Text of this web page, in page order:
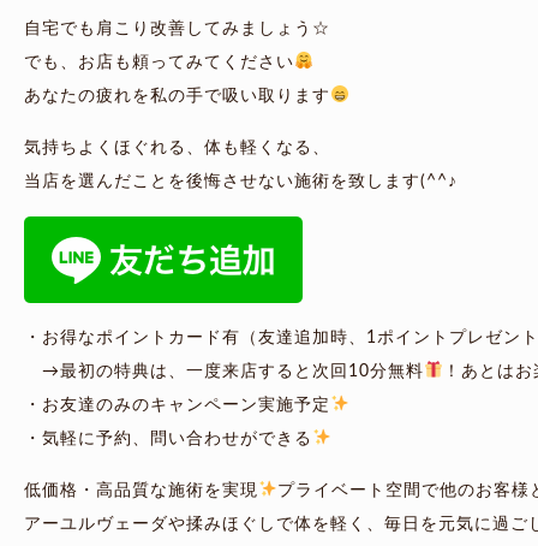
自宅でも肩こり改善してみましょう☆
でも、お店も頼ってみてください
あなたの疲れを私の手で吸い取ります
気持ちよくほぐれる、体も軽くなる、
当店を選んだことを後悔させない施術を致します(^^♪
・お得なポイントカード有（友達追加時、1ポイントプレゼン
→最初の特典は、一度来店すると次回10分無料
！あとは
・お友達のみのキャンペーン実施予定
・気軽に予約、問い合わせができる
低価格・高品質な施術を実現
プライベート空間で他のお客
アーユルヴェーダや揉みほぐしで体を軽く、毎日を元気に過ご